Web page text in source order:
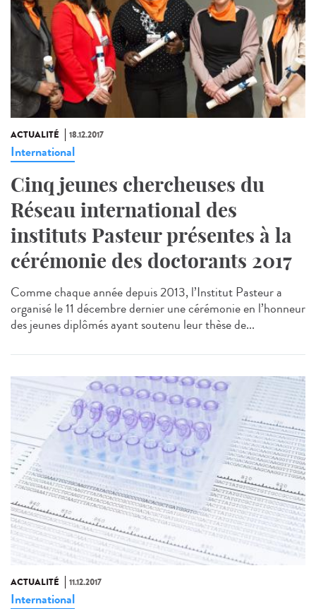
ACTUALITÉ 18.12.2017
International
Cinq jeunes chercheuses du
Réseau international des
instituts Pasteur présentes à la
cérémonie des doctorants 2017
Comme chaque année depuis 2013, l’Institut Pasteur a
organisé le 11 décembre dernier une cérémonie en l’honneur
des jeunes diplômés ayant soutenu leur thèse de...
ACTUALITÉ 11.12.2017
International